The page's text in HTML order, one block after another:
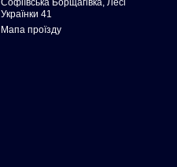
Софіївська Борщагівка, Лесі
Українки 41
Мапа проїзду